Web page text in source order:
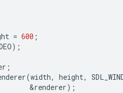
= 600 ;
);
;
(width, height,
&renderer);